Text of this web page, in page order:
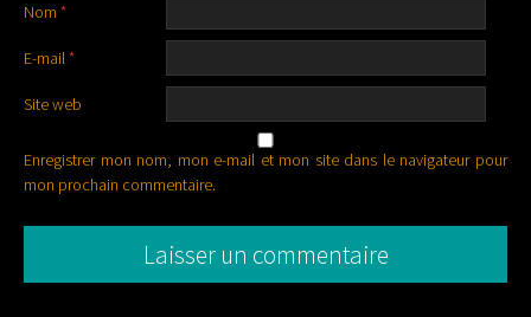
Nom *
E-mail*
Site web
Enregistrer mon nom, mon e-mail et mon site dans le navigateur pour
mon prochain commentaire.